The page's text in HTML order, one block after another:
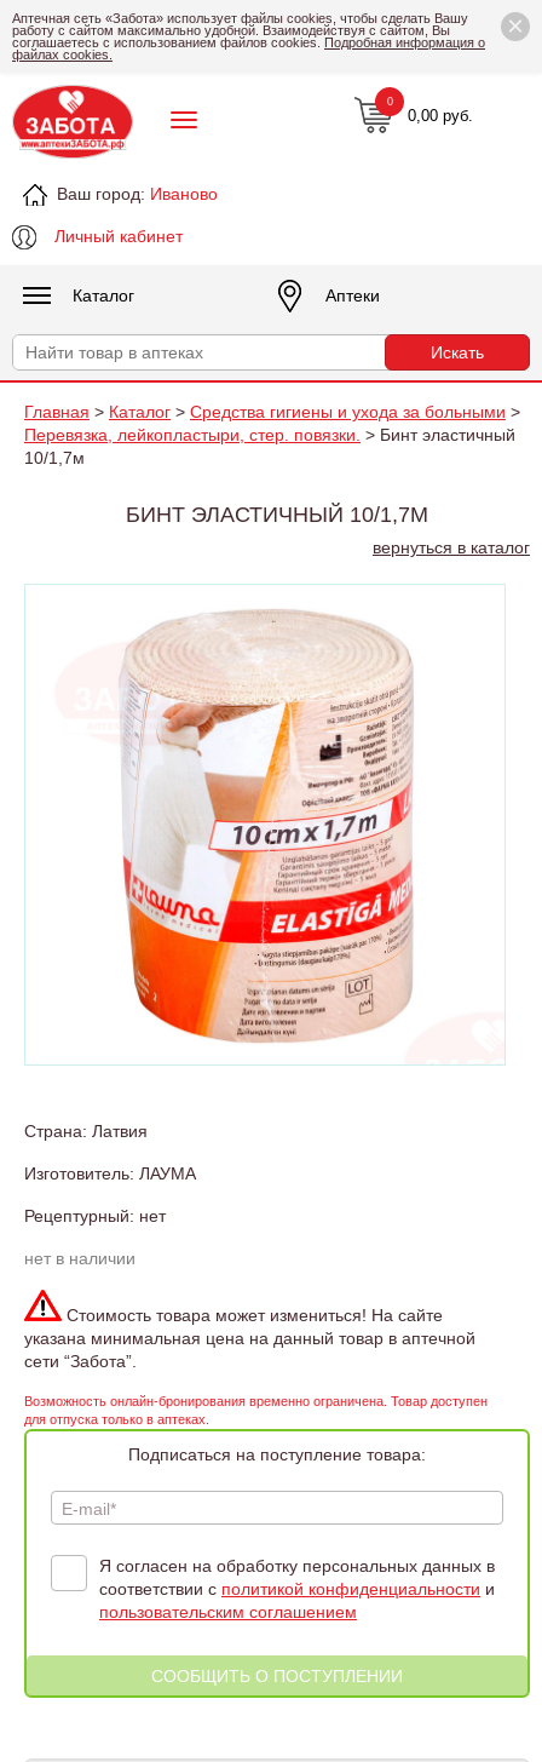
×
Аптечная сеть «Забота» использует файлы cookies, чтобы сделать Вашу
работу с сайтом максимально удобной. Взаимодействуя с сайтом, Вы
соглашаетесь с использованием файлов cookies. Подробная информация о
файлах cookies.
Ваш город: Иваново
Личный кабинет
0,00 руб.
0
Каталог Аптеки
Главная > Каталог > Средства гигиены и ухода за больными >
Перевязка, лейкопластыри, стер. повязки. > Бинт эластичный
10/1,7м
БИНТ ЭЛАСТИЧНЫЙ 10/1,7М
вернуться в каталог
Страна: Латвия
Изготовитель: ЛАУМА
Рецептурный: нет
нет в наличии
Стоимость товара может измениться! На сайте
указана минимальная цена на данный товар в аптечной
сети “Забота”.
Возможность онлайн-бронирования временно ограничена. Товар доступен
для отпуска только в аптеках.
Подписаться на поступление товара:
E-mail*
Я согласен на обработку персональных данных в
соответствии с политикой конфиденциальности и
пользовательским соглашением